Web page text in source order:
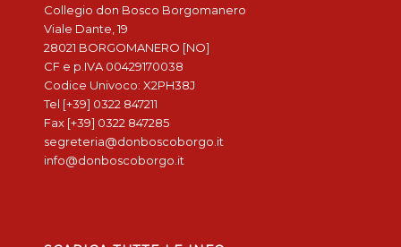
Collegio don Bosco Borgomanero
Viale Dante, 19
28021 BORGOMANERO [NO]
CF e p.IVA 00429170038
Codice Univoco: X2PH38J
Tel [+39] 0322 847211
Fax [+39] 0322 847285
segreteria@donboscoborgo.it
info@donboscoborgo.it